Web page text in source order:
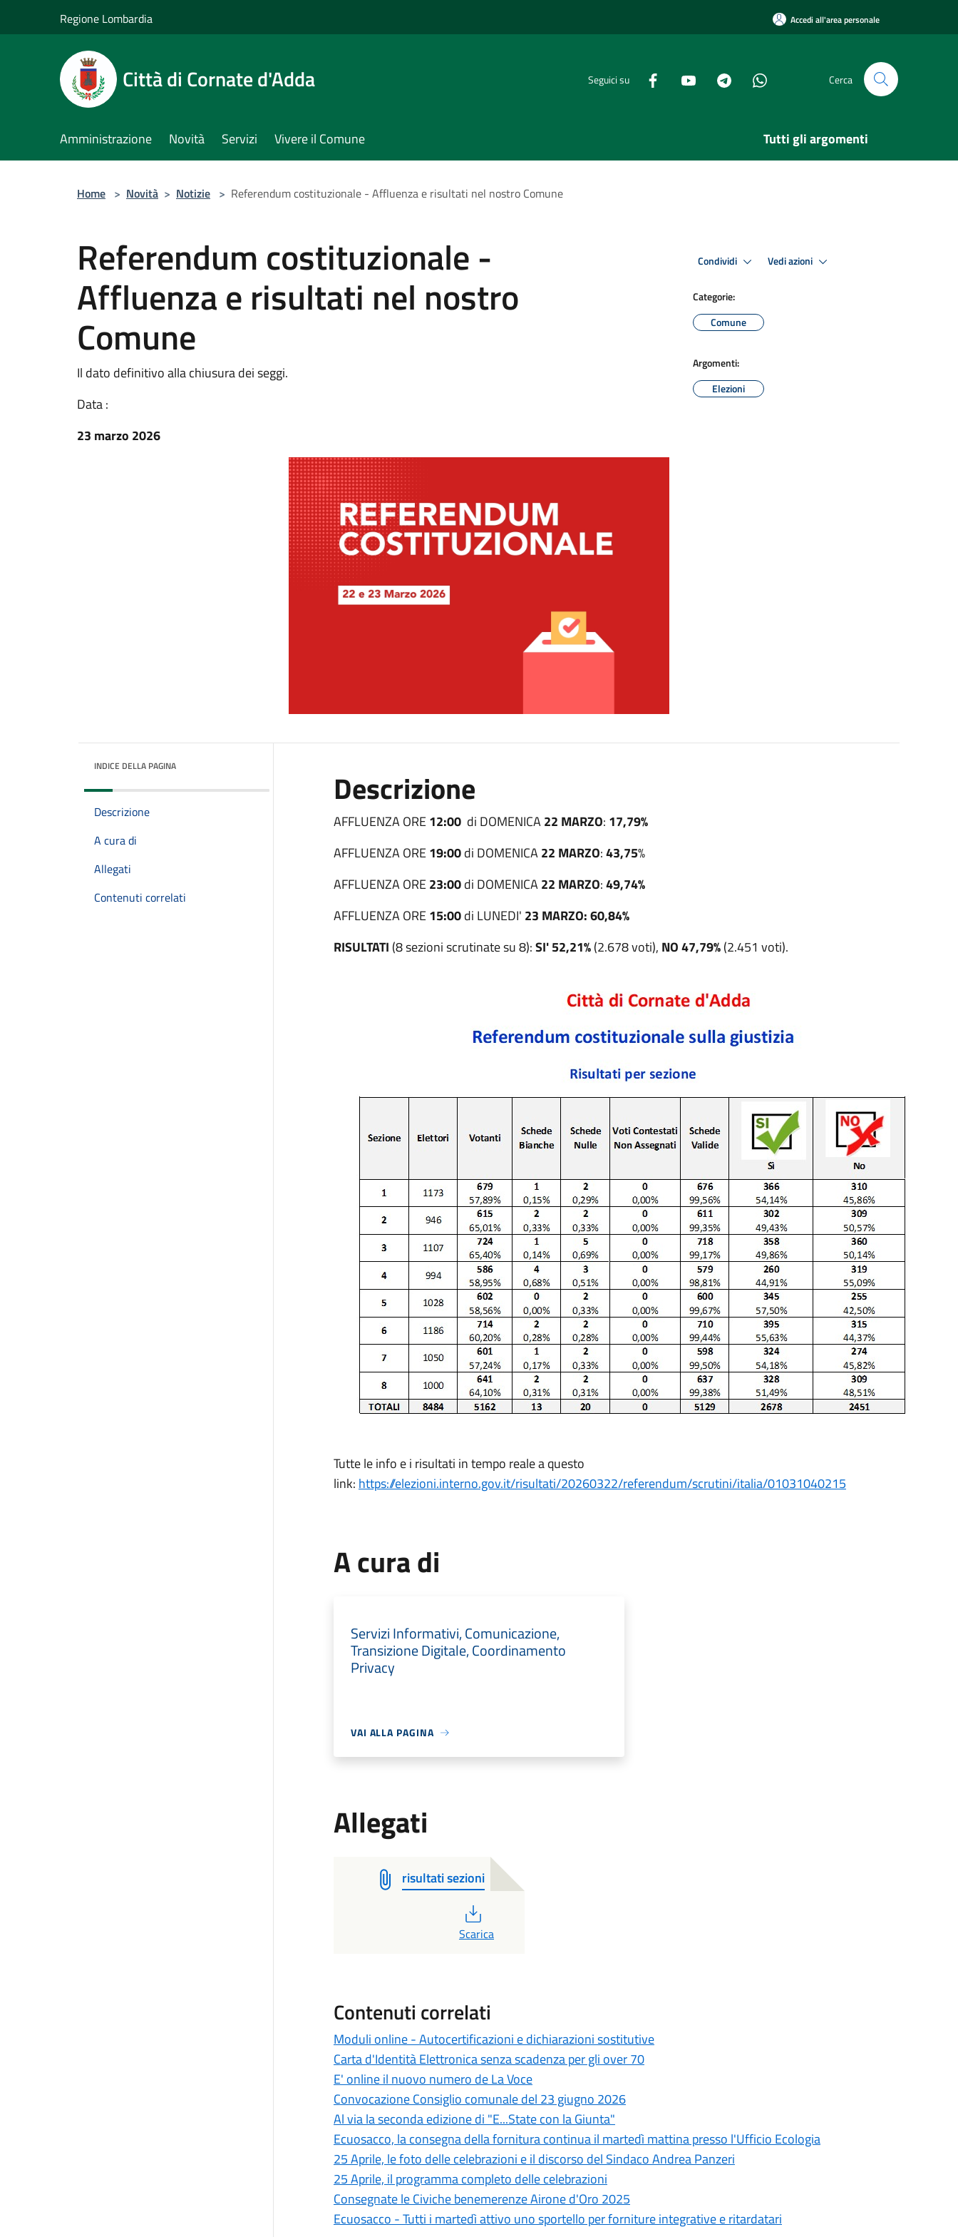
Regione Lombardia Accedi all'area personale
Città di Cornate d'Adda Seguici su Cerca
Amministrazione Novità Servizi Vivere il Comune Tutti gli argomenti
Home > Novità > Notizie > Referendum costituzionale - Affluenza e risultati nel nostro Comune
Referendum costituzionale -
Affluenza e risultati nel nostro
Comune
Il dato definitivo alla chiusura dei seggi.
Data :
23 marzo 2026
Condividi Vedi azioni
Categorie:
Comune
Argomenti:
Elezioni
INDICE DELLA PAGINA
Descrizione
A cura di
Allegati
Contenuti correlati
Descrizione
AFFLUENZA ORE12:00di DOMENICA22 MARZO: 17,79%
AFFLUENZA ORE19:00di DOMENICA22 MARZO:43,75%
AFFLUENZA ORE23:00di DOMENICA22 MARZO:49,74%
AFFLUENZA ORE15:00di LUNEDI' 23 MARZO: 60,84%
RISULTATI (8 sezioni scrutinate su 8):SI' 52,21%(2.678 voti), NO 47,79%(2.451 voti).
Tutte le info e i risultati in tempo reale a questo
link: https://elezioni.interno.gov.it/risultati/20260322/referendum/scrutini/italia/01031040215
A cura di
Servizi Informativi, Comunicazione,
Transizione Digitale, Coordinamento
Privacy
VAI ALLA PAGINA
Allegati
risultati sezioni
Scarica
Contenuti correlati
Moduli online - Autocertificazioni e dichiarazioni sostitutive
Carta d'Identità Elettronica senza scadenza per gli over 70
E' online il nuovo numero de La Voce
Convocazione Consiglio comunale del 23 giugno 2026
Al via la seconda edizione di "E...State con la Giunta"
Ecuosacco, la consegna della fornitura continua il martedì mattina presso l'Ufficio Ecologia
25 Aprile, le foto delle celebrazioni e il discorso del Sindaco Andrea Panzeri
25 Aprile, il programma completo delle celebrazioni
Consegnate le Civiche benemerenze Airone d'Oro 2025
Ecuosacco - Tutti i martedì attivo uno sportello per forniture integrative e ritardatari